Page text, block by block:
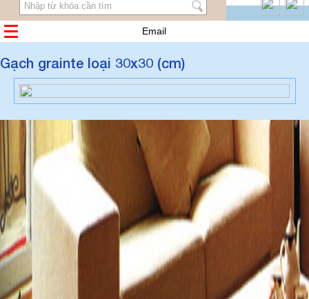
Email
Gạch grainte loại 30x30 (cm)